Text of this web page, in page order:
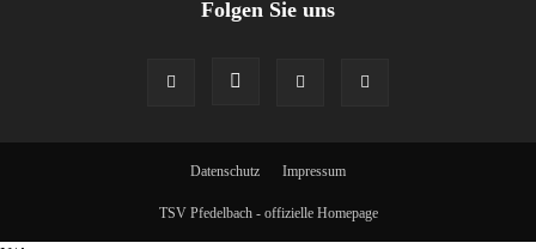
Folgen Sie uns
Datenschutz Impressum
TSV Pfedelbach - offizielle Homepage